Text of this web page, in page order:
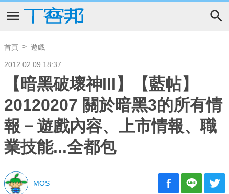
首頁 遊戲
2012.02.09 18:37
【暗黑破壞神III】【藍帖】
20120207 關於暗黑3的所有情
報－遊戲內容、上市情報、職
業技能...全都包
MOS